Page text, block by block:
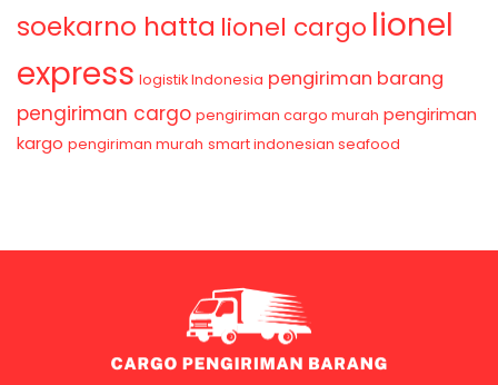
soekarno hatta lionel cargo lionel
express logistik Indonesia pengiriman barang
pengiriman cargo pengiriman cargo murah pengiriman
kargo pengiriman murah smart indonesian seafood